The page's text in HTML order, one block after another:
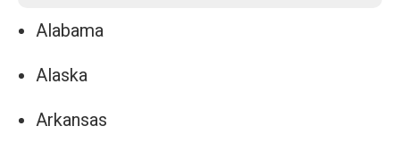
Alabama
Alaska
Arkansas